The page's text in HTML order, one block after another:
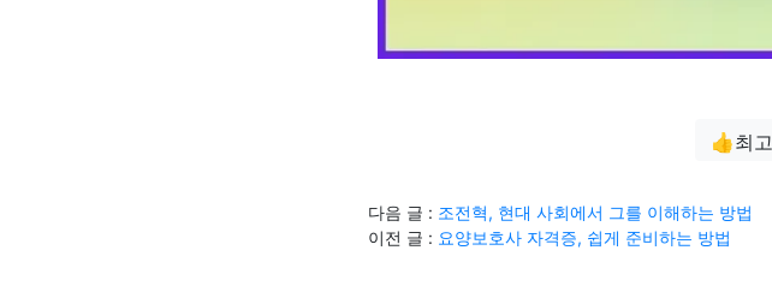
👍최고
다음 글 : 조전혁, 현대 사회에서 그를 이해하는 방법
이전 글 : 요양보호사 자격증, 쉽게 준비하는 방법